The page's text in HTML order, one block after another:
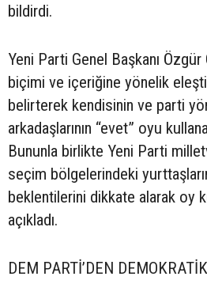
bildirdi.
Yeni Parti Genel Başkanı Özgür
biçimi ve içeriğine yönelik
belirterek kendisinin ve parti
arkadaşlarının “evet” oyu
Bununla birlikte Yeni Parti
seçim bölgelerindeki
beklentilerini dikkate alarak oy
açıkladı.
DEM PARTİ’DEN